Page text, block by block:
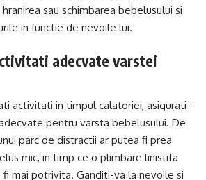
sau schimbarea bebelusului si
in functie de nevoile lui.
adecvate varstei
activitati in timpul calatoriei, asigurati-
pentru varsta bebelusului. De
parc de distractii ar putea fi prea
mic, in timp ce o plimbare linistita
mai potrivita. Ganditi-va la nevoile si